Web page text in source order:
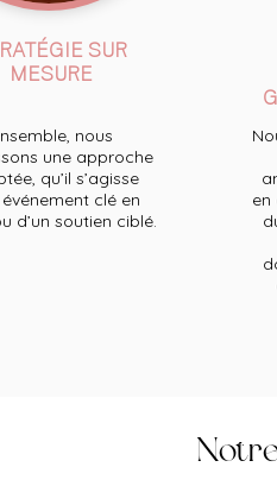
SUR
MESURE
nous
une approche
qu’il s’agisse
événement clé en
d’un soutien ciblé.
en